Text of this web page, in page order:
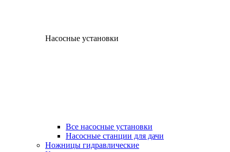
Насосные установки
Все насосные установки
Насосные станции для дачи
Ножницы гидравлические